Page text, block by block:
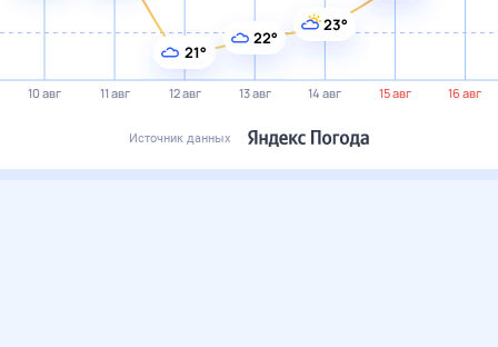
10 авг 11 авг 12 авг 13 авг 14 авг 15 авг 16 авг
21°
22°
23°
Источник данных